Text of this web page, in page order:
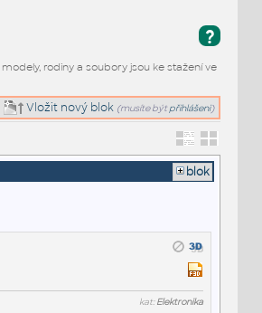
?
rodiny a soubory jsou ke stažení ve
Vložit nový blok (musíte být přihlášeni)
blok
kat:Elektronika